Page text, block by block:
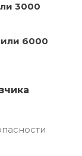
3000
6000